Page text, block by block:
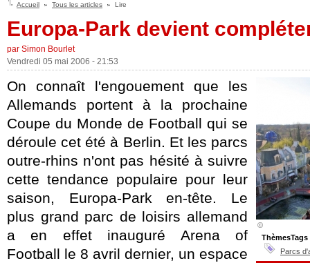
Accueil Tous les articles Lire
Europa-Park devient
par Simon Bourlet
Vendredi 05 mai 2006 - 21:53
©
ThèmesTags
Parcs
On connaît l'engouement que les
Allemands portent à la prochaine
Coupe du Monde de Football qui se
déroule cet été à Berlin. Et les parcs
outre-rhins n'ont pas hésité à suivre
cette tendance populaire pour leur
saison, Europa-Park en-tête. Le
plus grand parc de loisirs allemand
a en effet inauguré Arena of
Football le 8 avril dernier, un espace